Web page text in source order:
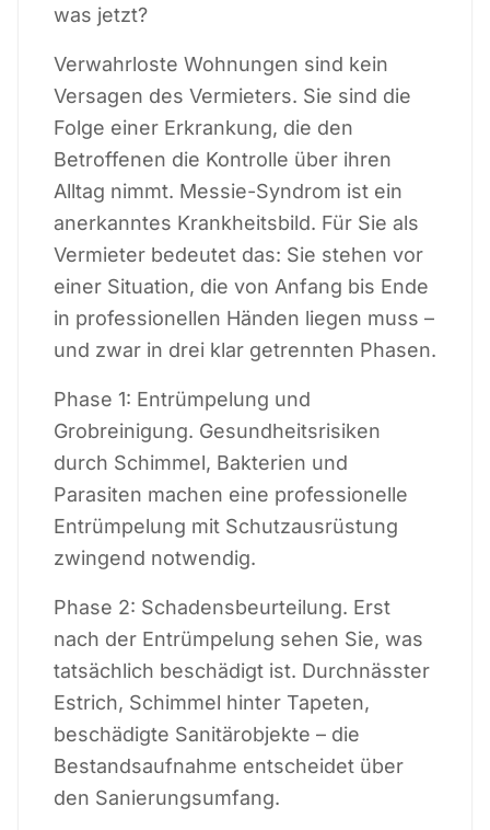
was jetzt?
Verwahrloste Wohnungen sind kein
Versagen des Vermieters. Sie sind die
Folge einer Erkrankung, die den
Betroffenen die Kontrolle über ihren
Alltag nimmt. Messie-Syndrom ist ein
anerkanntes Krankheitsbild. Für Sie als
Vermieter bedeutet das: Sie stehen vor
einer Situation, die von Anfang bis Ende
in professionellen Händen liegen muss –
und zwar in drei klar getrennten Phasen.
Phase 1: Entrümpelung und
Grobreinigung. Gesundheitsrisiken
durch Schimmel, Bakterien und
Parasiten machen eine professionelle
Entrümpelung mit Schutzausrüstung
zwingend notwendig.
Phase 2: Schadensbeurteilung. Erst
nach der Entrümpelung sehen Sie, was
tatsächlich beschädigt ist. Durchnässter
Estrich, Schimmel hinter Tapeten,
beschädigte Sanitärobjekte – die
Bestandsaufnahme entscheidet über
den Sanierungsumfang.